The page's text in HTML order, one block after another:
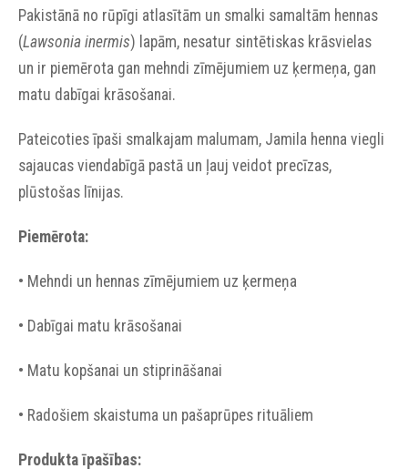
Pakistānā no rūpīgi atlasītām un smalki samaltām hennas
(Lawsonia inermis) lapām, nesatur sintētiskas krāsvielas
un ir piemērota gan mehndi zīmējumiem uz ķermeņa, gan
matu dabīgai krāsošanai.
Pateicoties īpaši smalkajam malumam, Jamila henna viegli
sajaucas viendabīgā pastā un ļauj veidot precīzas,
plūstošas līnijas.
Piemērota:
• Mehndi un hennas zīmējumiem uz ķermeņa
• Dabīgai matu krāsošanai
• Matu kopšanai un stiprināšanai
• Radošiem skaistuma un pašaprūpes rituāliem
Produkta īpašības: